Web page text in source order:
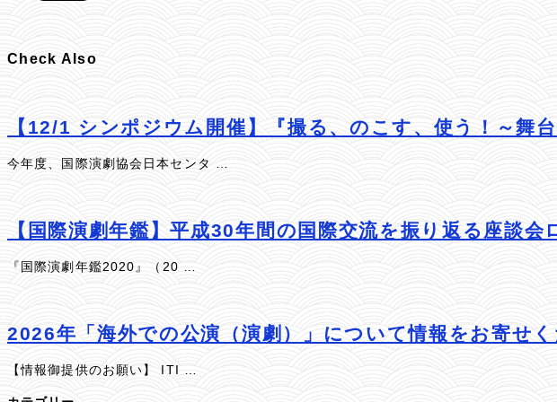
Check Also
【12/1 シンポジウム開催】『撮る、のこす、使う！～舞
今年度、国際演劇協会日本センタ …
【国際演劇年鑑】平成30年間の国際交流を振り返る座談
『国際演劇年鑑2020』（20 …
2026年「海外での公演（演劇）」について情報をお寄せく
【情報御提供のお願い】 ITI …